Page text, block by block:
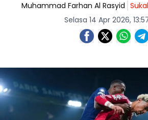
Muhammad Farhan Al Rasyid
Selasa 14 Apr 2026,